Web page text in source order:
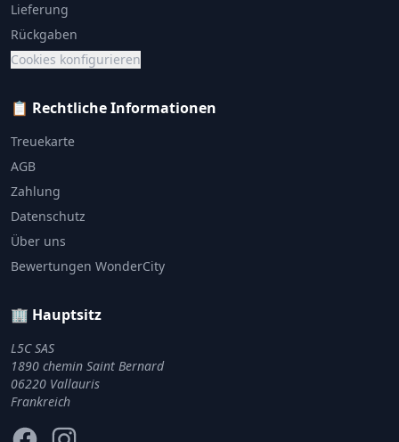
Lieferung
Rückgaben
Cookies konfigurieren
📋 Rechtliche Informationen
Treuekarte
AGB
Zahlung
Datenschutz
Über uns
Bewertungen WonderCity
🏢 Hauptsitz
L5C SAS
1890 chemin Saint Bernard
06220 Vallauris
Frankreich
FacebookInstagram